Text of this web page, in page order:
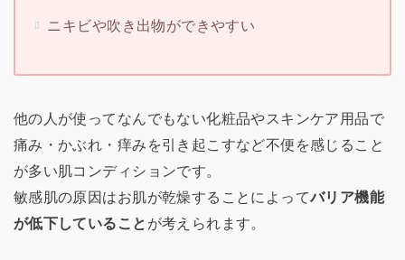
ニキビや吹き出物ができやすい
他の人が使ってなんでもない化粧品やスキンケア用品で
痛み・かぶれ・痒みを引き起こすなど不便を感じること
が多い肌コンディションです。
敏感肌の原因はお肌が乾燥することによってバリア機能
が低下していること が考えられます。